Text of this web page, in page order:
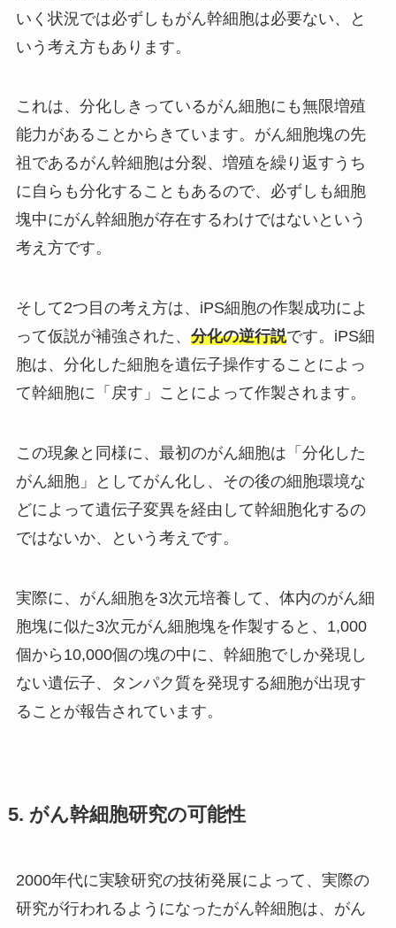
いく状況では必ずしもがん幹細胞は必要ない、と
いう考え方もあります。
これは、分化しきっているがん細胞にも無限増殖
能力があることからきています。がん細胞塊の先
祖であるがん幹細胞は分裂、増殖を繰り返すうち
に自らも分化することもあるので、必ずしも細胞
塊中にがん幹細胞が存在するわけではないという
考え方です。
そして2つ目の考え方は、iPS細胞の作製成功によ
って仮説が補強された、 分化の逆行説です。iPS細
胞は、分化した細胞を遺伝子操作することによっ
て幹細胞に「戻す」ことによって作製されます。
この現象と同様に、最初のがん細胞は「分化した
がん細胞」としてがん化し、その後の細胞環境な
どによって遺伝子変異を経由して幹細胞化するの
ではないか、という考えです。
実際に、がん細胞を3次元培養して、体内のがん細
胞塊に似た3次元がん細胞塊を作製すると、1,000
個から10,000個の塊の中に、幹細胞でしか発現し
ない遺伝子、タンパク質を発現する細胞が出現す
ることが報告されています。
5. がん幹細胞研究の可能性
2000年代に実験研究の技術発展によって、実際の
研究が行われるようになったがん幹細胞は、がん